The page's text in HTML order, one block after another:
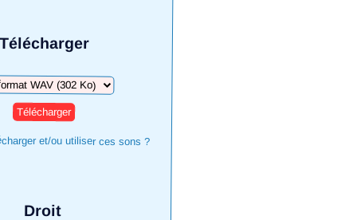
Télécharger
et/ou utiliser ces sons ?
Droit